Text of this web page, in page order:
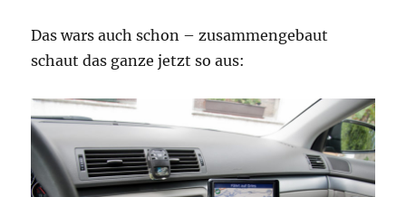
Das wars auch schon – zusammengebaut
schaut das ganze jetzt so aus: